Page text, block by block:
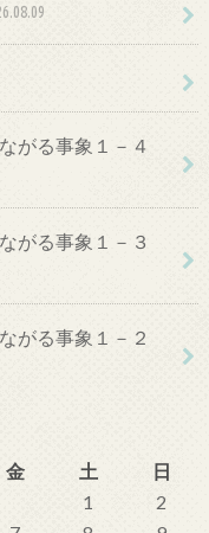
がる事象１－４
がる事象１－３
がる事象１－２
金 土
日
1
2